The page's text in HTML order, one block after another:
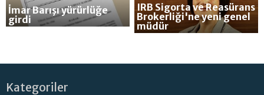
İmar Barışı yürürlüğe
girdi
IRB Sigorta ve Reasürans
Brokerliği'ne yeni genel
müdür
Kategoriler